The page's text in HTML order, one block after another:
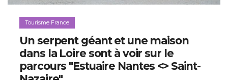
Tourisme France
Un serpent géant et une maison
dans la Loire sont à voir sur le
parcours "Estuaire Nantes <> Saint-